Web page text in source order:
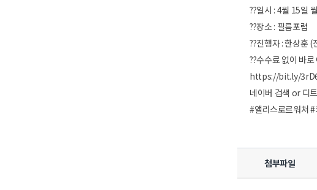
??일시 : 4월 15일
??장소 : 필름포럼
??진행자 : 한상훈
??수수료 없이 바로
https://bit.ly/
네이버 검색 or 디
#앨리스로르워쳐
첨부파일